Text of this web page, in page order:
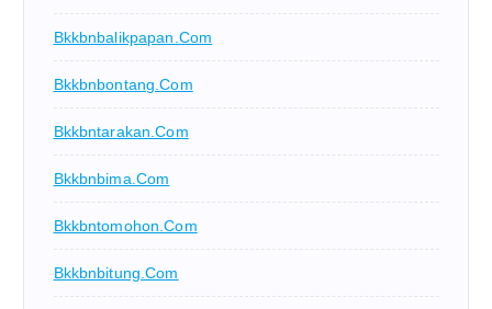
Bkkbnbalikpapan.com
Bkkbnbontang.com
Bkkbntarakan.com
Bkkbnbima.com
Bkkbntomohon.com
Bkkbnbitung.com